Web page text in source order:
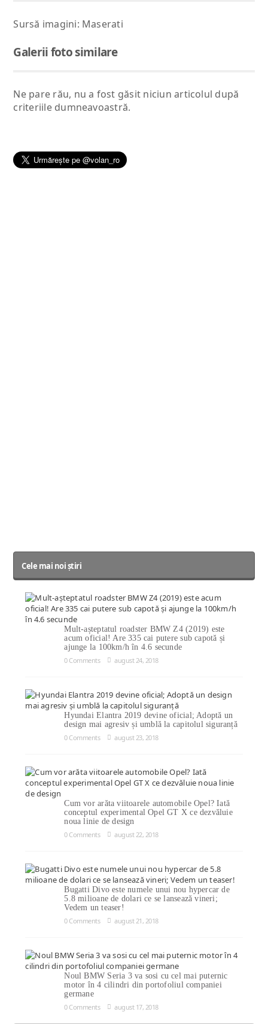
Sursă imagini: Maserati
Galerii foto similare
Ne pare rău, nu a fost găsit niciun articolul după
criteriile dumneavoastră.
Cele mai noi știri
Mult-așteptatul roadster BMW Z4 (2019) este
acum oficial! Are 335 cai putere sub capotă și
ajunge la 100km/h în 4.6 secunde
0 Comments
august 24, 2018
Hyundai Elantra 2019 devine oficial; Adoptă un
design mai agresiv și umblă la capitolul siguranță
0 Comments
august 23, 2018
Cum vor arăta viitoarele automobile Opel? Iată
conceptul experimental Opel GT X ce dezvăluie
noua linie de design
0 Comments
august 22, 2018
Bugatti Divo este numele unui nou hypercar de
5.8 milioane de dolari ce se lansează vineri;
Vedem un teaser!
0 Comments
august 21, 2018
Noul BMW Seria 3 va sosi cu cel mai puternic
motor în 4 cilindri din portofoliul companiei
germane
0 Comments
august 17, 2018